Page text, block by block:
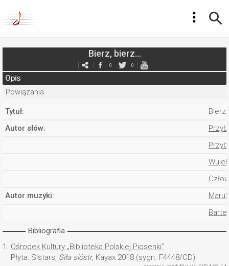
Bierz, bierz...
0 0
Opis
Powiązania
Tytuł:
Autor słów:
Autor muzyki:
Bibliografia
1. Ośrodek Kultury „Biblioteka Polskiej Piosenki”
Płyta: Sistars, Siła sióstr, Kayax 2018 (sygn. F4448/CD).